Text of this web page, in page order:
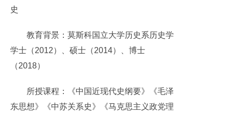
史
教育背景：莫斯科国立大学历史系历史学
学士（2012）、硕士（2014）、博士
（2018）
所授课程：《中国近现代史纲要》《毛泽
东思想》《中苏关系史》《马克思主义政党理